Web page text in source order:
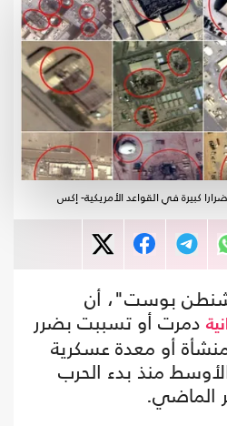
كبيرة في القواعد الأمريكية- إكس
بوست"، أن
دمرت أو تسببت بضرر
لا يقل عن 228 منشأة أو معدة عسكرية
منذ بدء الحرب